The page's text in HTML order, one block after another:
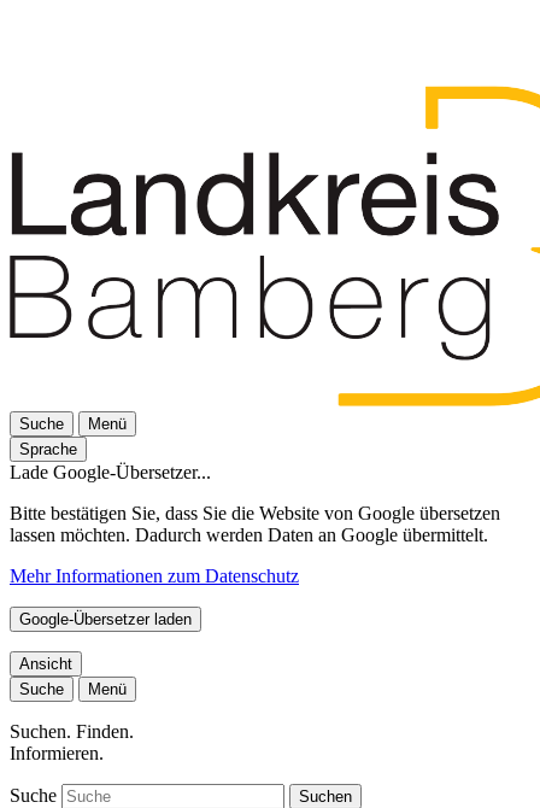
Suche
Menü
Sprache
Lade Google-Übersetzer...
Bitte bestätigen Sie, dass Sie die Website von Google übersetzen
lassen möchten. Dadurch werden Daten an Google übermittelt.
Mehr Informationen zum Datenschutz
Google-Übersetzer laden
Ansicht
Suche
Menü
Suchen. Finden.
Informieren.
Suche Suchen